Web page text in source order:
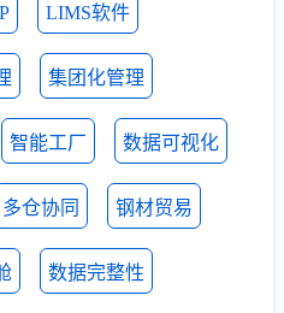
LIMS软件
集团化管理
智能工厂 数据可视化
多仓协同 钢材贸易
数据完整性